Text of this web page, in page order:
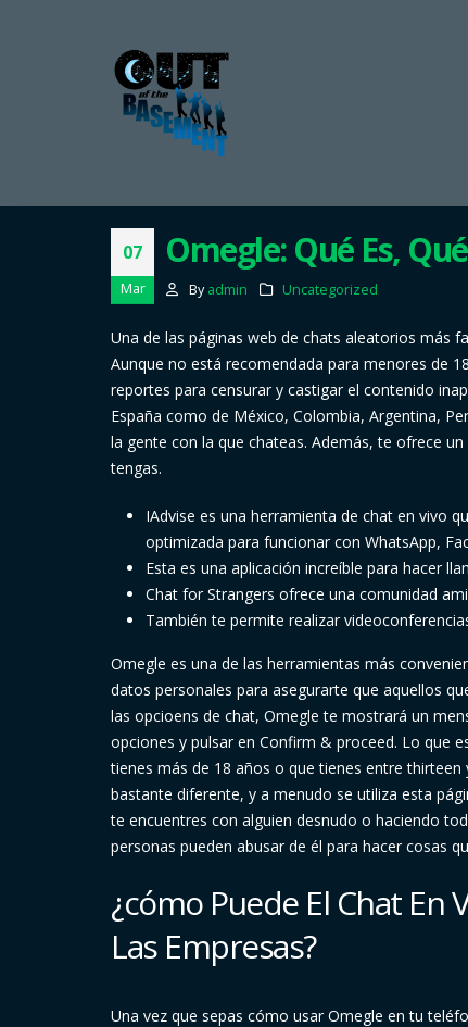
07
Mar
Omegle: Qué Es,
By admin Uncategorized
Una de las páginas web de chats aleatorios más
Aunque no está recomendada para menores de
reportes para censurar y castigar el contenido
España como de México, Colombia, Argentina,
la gente con la que chateas. Además, te ofrece
tengas.
IAdvise es una herramienta de chat en vivo
optimizada para funcionar con WhatsApp,
Esta es una aplicación increíble para hacer
Chat for Strangers ofrece una comunidad
También te permite realizar
Omegle es una de las herramientas más
datos personales para asegurarte que aquellos
las opcioens de chat, Omegle te mostrará un
opciones y pulsar en Confirm & proceed. Lo que
tienes más de 18 años o que tienes entre
bastante diferente, y a menudo se utiliza esta
te encuentres con alguien desnudo o haciendo
personas pueden abusar de él para hacer cosas
¿cómo Puede El Chat En
Las Empresas?
Una vez que sepas cómo usar Omegle en tu